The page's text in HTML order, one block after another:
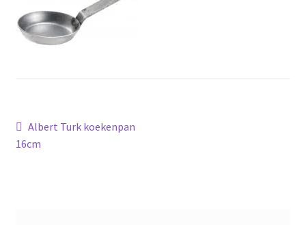
Bericht
navigatie
Vorig
bericht:
Albert Turk koekenpan
16cm